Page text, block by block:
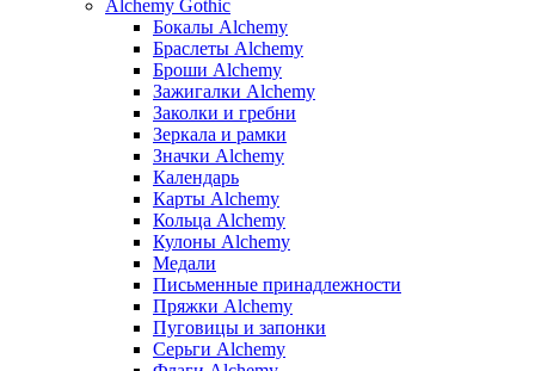
Alchemy Gothic
Бокалы Alchemy
Браслеты Alchemy
Броши Alchemy
Зажигалки Alchemy
Заколки и гребни
Зеркала и рамки
Значки Alchemy
Календарь
Карты Alchemy
Кольца Alchemy
Кулоны Alchemy
Медали
Письменные принадлежности
Пряжки Alchemy
Пуговицы и запонки
Серьги Alchemy